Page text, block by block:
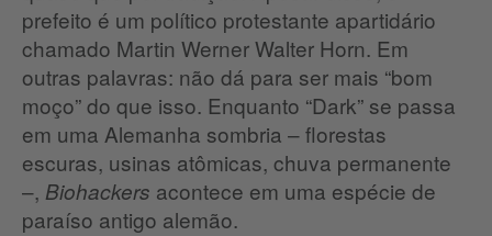
prefeito é um político protestante apartidário
chamado Martin Werner Walter Horn. Em
outras palavras: não dá para ser mais “bom
moço” do que isso. Enquanto “Dark” se passa
em uma Alemanha sombria – florestas
escuras, usinas atômicas, chuva permanente
–, Biohackers acontece em uma espécie de
paraíso antigo alemão.